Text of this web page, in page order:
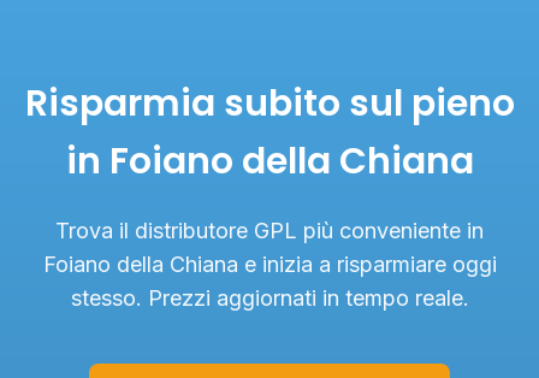
Risparmia subito sul pieno
in Foiano della Chiana
Trova il distributore GPL più conveniente in
Foiano della Chiana e inizia a risparmiare oggi
stesso. Prezzi aggiornati in tempo reale.